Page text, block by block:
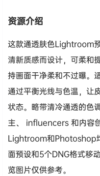
资源介绍
这款通透肤色Lightroom
清新质感而设计，可柔和
持画面干净柔和不过曝。
通过平衡光线与色温，让
状态。略带清冷通透的色
主、 influencers 和内容
Lightroom和Photoshop
面预设和5个DNG格式移
览图片仅供参考。